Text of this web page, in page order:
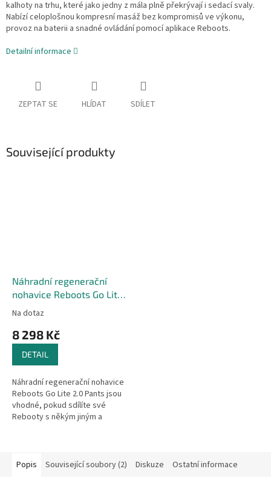
kalhoty na trhu, které jako jedny z mála plně překrývají i sedací svaly.
Nabízí celoplošnou kompresní masáž bez kompromisů ve výkonu,
provoz na baterii a snadné ovládání pomocí aplikace Reboots.
Detailní informace
ZEPTAT SE HLÍDAT SDÍLET
Související produkty
Náhradní regenerační
nohavice Reboots Go Lite
2.0 Pants
Na dotaz
8 298 Kč
DETAIL
Náhradní regenerační nohavice
Reboots Go Lite 2.0 Pants jsou
vhodné, pokud sdílíte své
Rebooty s někým jiným a
Popis
Související soubory (2) Diskuze Ostatní informace